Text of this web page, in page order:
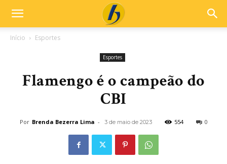
Início Esportes
Esportes
Flamengo é o campeão do
CBI
Por Brenda Bezerra Lima - 3 de maio de 2023 554 0